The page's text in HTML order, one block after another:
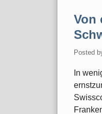
Von
Posted
In